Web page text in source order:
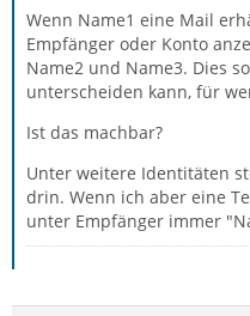
Wenn Name1 eine Mail
Empfänger oder Konto
Name2 und Name3. Dies
unterscheiden kann, für
Ist das machbar?
Unter weitere Identitäten
drin. Wenn ich aber eine
unter Empfänger immer